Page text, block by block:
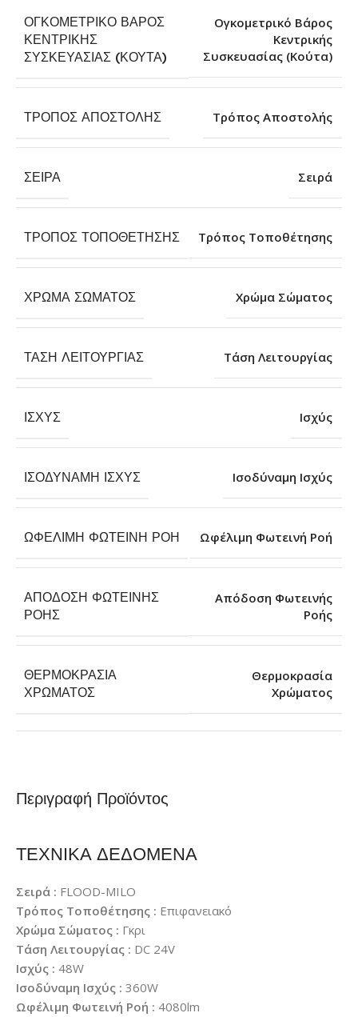
Περιγραφή Προϊόντος
ΤΕΧΝΙΚΑ ΔΕΔΟΜΕΝΑ
Σειρά : FLOOD-MILO
Τρόπος Τοποθέτησης : Επιφανειακό
Χρώμα Σώματος : Γκρι
Τάση Λειτουργίας : DC 24V
Ισχύς : 48W
Ισοδύναμη Ισχύς : 360W
Ωφέλιμη Φωτεινή Ροή : 4080lm
ΟΓΚΟΜΕΤΡΙΚΌ ΒΆΡΟΣ
ΚΕΝΤΡΙΚΉΣ
ΣΥΣΚΕΥΑΣΊΑΣ (ΚΟΎΤΑ)
Ογκομετρικό Βάρος
Κεντρικής
Συσκευασίας (Κούτα)
ΤΡΌΠΟΣ ΑΠΟΣΤΟΛΉΣ Τρόπος Αποστολής
ΣΕΙΡΆ Σειρά
ΤΡΌΠΟΣ ΤΟΠΟΘΈΤΗΣΗΣ Τρόπος Τοποθέτησης
ΧΡΏΜΑ ΣΏΜΑΤΟΣ Χρώμα Σώματος
ΤΆΣΗ ΛΕΙΤΟΥΡΓΊΑΣ Τάση Λειτουργίας
ΙΣΧΎΣ Ισχύς
ΙΣΟΔΎΝΑΜΗ ΙΣΧΎΣ Ισοδύναμη Ισχύς
ΩΦΈΛΙΜΗ ΦΩΤΕΙΝΉ ΡΟΉ Ωφέλιμη Φωτεινή Ροή
ΑΠΌΔΟΣΗ ΦΩΤΕΙΝΉΣ
ΡΟΉΣ
Απόδοση Φωτεινής
Ροής
ΘΕΡΜΟΚΡΑΣΊΑ
ΧΡΏΜΑΤΟΣ
Θερμοκρασία
Χρώματος